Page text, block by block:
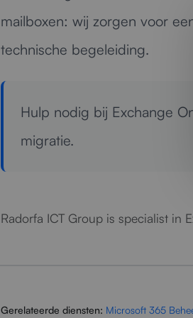
mailboxen: wij zorgen voor
technische begeleiding.
Hulp nodig bij Exchange
migratie.
Radorfa ICT Group is specialist in
Gerelateerde diensten: Microsoft 365